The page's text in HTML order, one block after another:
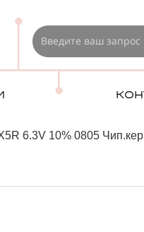
6.3V 10% 0805